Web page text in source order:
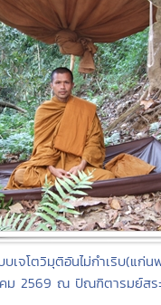
เจโตวิมุติอันไม่กำเริบ(แก่
คม 2569 ณ ปัณฑิตารมย์สร